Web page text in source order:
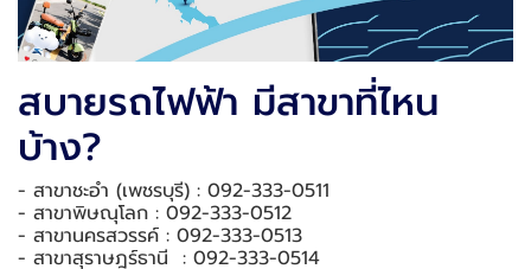
สบายรถไฟฟ้า มีสาขาที่ไหน
บ้าง?
- สาขาชะอำ (เพชรบุรี) : 092-333-0511
- สาขาพิษณุโลก : 092-333-0512
- สาขานครสวรรค์ : 092-333-0513
- สาขาสุราษฎร์ธานี : 092-333-0514